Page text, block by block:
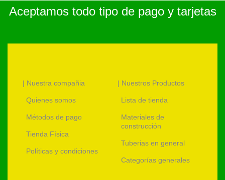
Aceptamos todo tipo de pago y tarjetas
| Nuestra compañia
Quienes somos
Métodos de pago
Tienda Física
Políticas y condiciones
| Nuestros Productos
Lista de tienda
Materiales de
construcción
Tuberias en general
Categorías generales